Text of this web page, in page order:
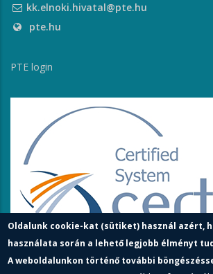
kk.elnoki.hivatal@pte.hu
pte.hu
PTE login
Oldalunk cookie-kat (sütiket) használ azért,
használata során a lehető legjobb élményt
A weboldalunkon történő további